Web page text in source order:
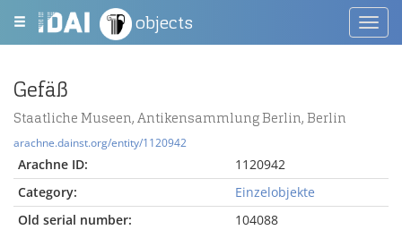
objects
Gefäß
Staatliche Museen, Antikensammlung Berlin, Berlin
arachne.dainst.org/entity/1120942
Arachne ID:
1120942
Category:
Einzelobjekte
Old serial number:
104088